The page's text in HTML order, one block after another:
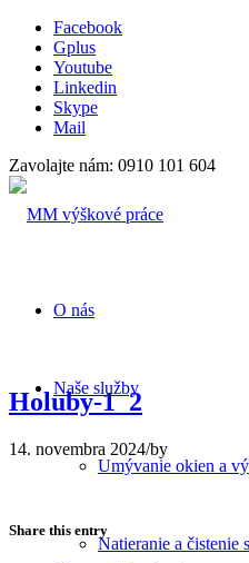
Facebook
Gplus
Youtube
Linkedin
Skype
Mail
Zavolajte nám: 0910 101 604
O nás
Naše služby
Umývanie okien a
Natieranie a čistenie
Holuby-1_2
14. novembra 2024/by
Share this entry